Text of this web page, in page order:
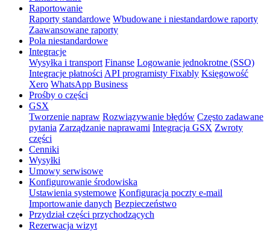
Raportowanie
Raporty standardowe Wbudowane i niestandardowe raporty
Zaawansowane raporty
Pola niestandardowe
Integracje
Wysyłka i transport Finanse Logowanie jednokrotne (SSO)
Integracje płatności API programisty Fixably Księgowość
Xero WhatsApp Business
Prośby o części
GSX
Tworzenie napraw Rozwiązywanie błędów Często zadawane
pytania Zarządzanie naprawami Integracja GSX Zwroty
części
Cenniki
Wysyłki
Umowy serwisowe
Konfigurowanie środowiska
Ustawienia systemowe Konfiguracja poczty e-mail
Importowanie danych Bezpieczeństwo
Przydział części przychodzących
Rezerwacja wizyt